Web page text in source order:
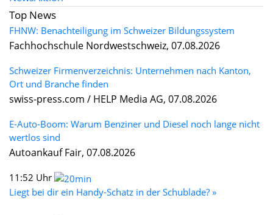
Top News
FHNW: Benachteiligung im Schweizer Bildungssystem
Fachhochschule Nordwestschweiz, 07.08.2026
Schweizer Firmenverzeichnis: Unternehmen nach Kanton,
Ort und Branche finden
swiss-press.com / HELP Media AG, 07.08.2026
E-Auto-Boom: Warum Benziner und Diesel noch lange nicht
wertlos sind
Autoankauf Fair, 07.08.2026
11:52 Uhr
Liegt bei dir ein Handy-Schatz in der Schublade? »